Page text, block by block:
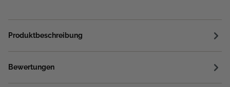
Produktbeschreibung
Bewertungen